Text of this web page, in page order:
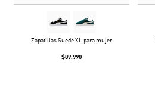
Zapatillas Suede XL para mujer
$89.990